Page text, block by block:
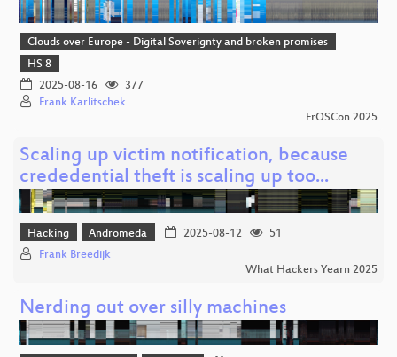
Clouds over Europe - Digital Soverignty and broken promises
HS 8
2025-08-16
377
Frank Karlitschek
FrOSCon 2025
Scaling up victim notification, because
crededential theft is scaling up too...
Hacking Andromeda 2025-08-12
51
Frank Breedijk
What Hackers Yearn 2025
Nerding out over silly machines